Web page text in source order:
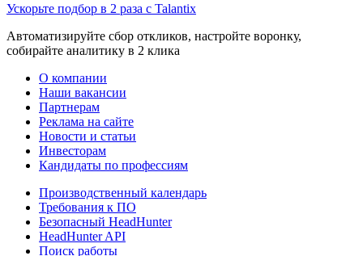
Ускорьте подбор в 2 раза с Talantix
Автоматизируйте сбор откликов, настройте воронку,
собирайте аналитику в 2 клика
О компании
Наши вакансии
Партнерам
Реклама на сайте
Новости и статьи
Инвесторам
Кандидаты по профессиям
Производственный календарь
Требования к ПО
Безопасный HeadHunter
HeadHunter API
Поиск работы